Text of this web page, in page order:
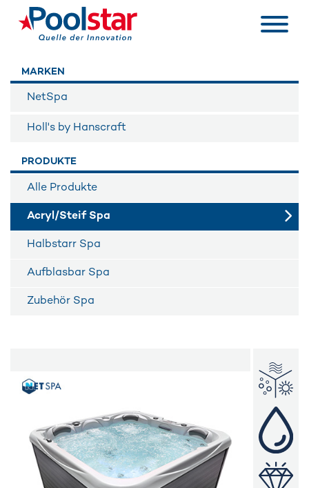
MARKEN
NetSpa
Holl's by Hanscraft
PRODUKTE
Alle Produkte
Acryl/Steif Spa
Halbstarr Spa
Aufblasbar Spa
Zubehör Spa